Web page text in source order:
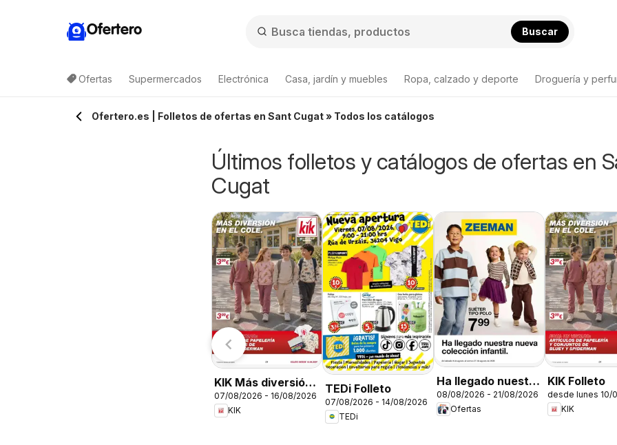
Ofertero Buscar
Ofertas Supermercados Electrónica Casa, jardín y muebles Ropa, calzado y deporte Droguería y
Ofertero.es | Folletos de ofertas en Sant Cugat » Todos los catálogos
Últimos folletos y catálogos de ofertas en
Cugat
KIK Más diversión
en el cole
07/08/2026 - 16/08/2026
KIK
TEDi Folleto
07/08/2026 - 14/08/2026
TEDi
Ha llegado nuestra
nueva colección
infantil
08/08/2026 - 21/08/2026
Ofertas
KIK Folleto
desde lunes 10/
KIK